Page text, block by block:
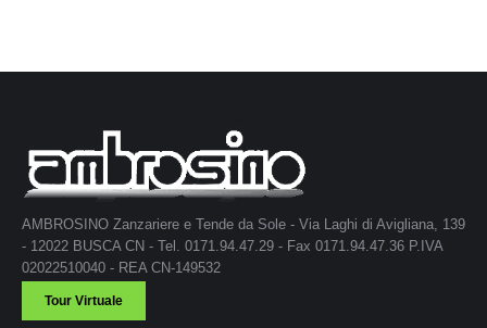
AMBROSINO Zanzariere e Tende da Sole - Via Laghi di Avigliana, 139
- 12022 BUSCA CN - Tel. 0171.94.47.29 - Fax 0171.94.47.36 P.IVA
02022510040 - REA CN-149532
Tour Virtuale